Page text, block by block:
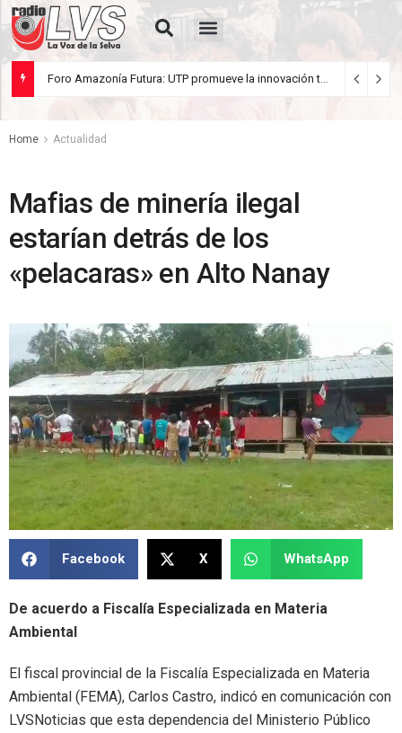
¿Racista yo? julio 22, 2026
Home Actualidad
Mafias de minería ilegal
estarían detrás de los
«pelacaras» en Alto Nanay
Facebook X WhatsApp
De acuerdo a Fiscalía Especializada en Materia
Ambiental
El fiscal provincial de la Fiscalía Especializada en Materia
Ambiental (FEMA), Carlos Castro, indicó en comunicación con
LVSNoticias que esta dependencia del Ministerio Público